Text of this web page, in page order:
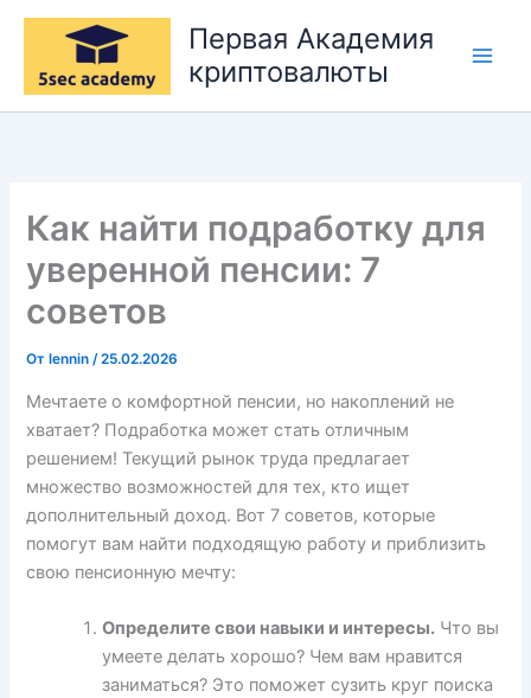
Перейти
содержимому
Первая Академия
криптовалюты
Как найти подработку для
уверенной пенсии: 7
советов
От lennin/25.02.2026
Мечтаете о комфортной пенсии, но накоплений не
хватает? Подработка может стать отличным
решением! Текущий рынок труда предлагает
множество возможностей для тех, кто ищет
дополнительный доход. Вот 7 советов, которые
помогут вам найти подходящую работу и приблизить
свою пенсионную мечту:
Определите свои навыки и интересы. Что вы
умеете делать хорошо? Чем вам нравится
заниматься? Это поможет сузить круг поиска